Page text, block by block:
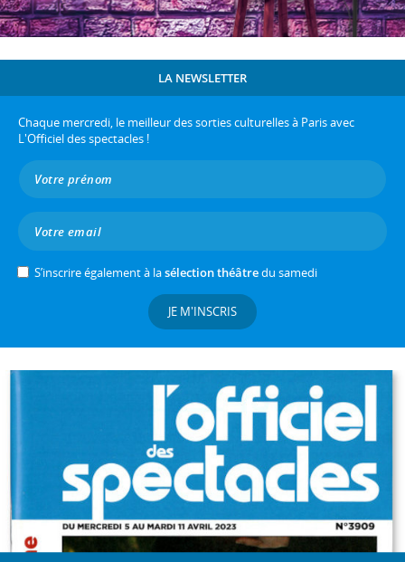
LA NEWSLETTER
Chaque mercredi, le meilleur des sorties culturelles à Paris avec
L'Officiel des spectacles !
S’inscrire également à lasélection théâtredu samedi
JE M'INSCRIS